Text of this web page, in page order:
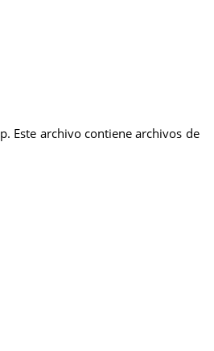
Este archivo contiene archivos de